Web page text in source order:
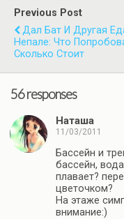
Previous Post
Дал Бат И Другая
Непале: Что
Сколько Стоит
56 responses
Наташа
11/03/2011
Бассейн и
бассейн,
плавает?
цветочком?
На этаже
внимание:)